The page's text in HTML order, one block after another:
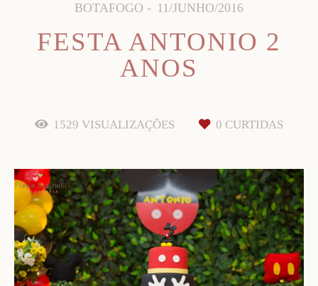
BOTAFOGO
11/JUNHO/2016
FESTA ANTONIO 2
ANOS
1529 VISUALIZAÇÕES 0 CURTIDAS